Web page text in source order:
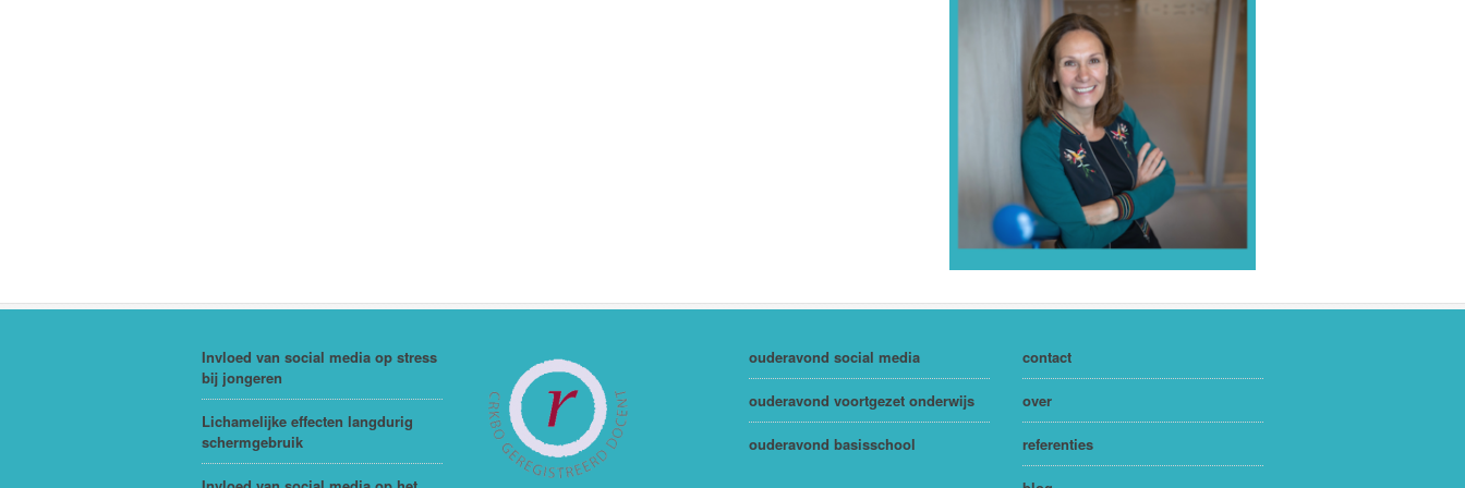
Invloed van social media op stress
bij jongeren
Lichamelijke effecten langdurig
schermgebruik
ouderavond social media
ouderavond voortgezet onderwijs
ouderavond basisschool
contact
over
referenties